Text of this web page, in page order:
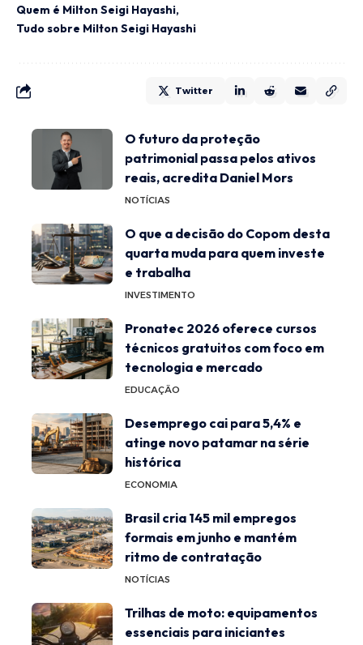
Quem é Milton Seigi Hayashi
Tudo sobre Milton Seigi Hayashi
Twitter
O futuro da proteção
patrimonial passa pelos ativos
reais, acredita Daniel Mors
NOTÍCIAS
O que a decisão do Copom desta
quarta muda para quem investe
e trabalha
INVESTIMENTO
Pronatec 2026 oferece cursos
técnicos gratuitos com foco em
tecnologia e mercado
EDUCAÇÃO
Desemprego cai para 5,4% e
atinge novo patamar na série
histórica
ECONOMIA
Brasil cria 145 mil empregos
formais em junho e mantém
ritmo de contratação
NOTÍCIAS
Trilhas de moto: equipamentos
essenciais para iniciantes